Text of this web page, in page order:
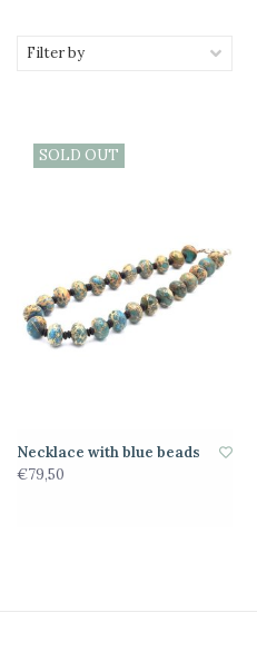
Filter by
SOLD OUT
Necklace with blue beads
€79,50